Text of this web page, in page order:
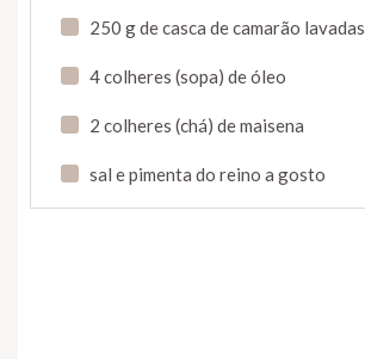
250 g de casca de camarão lavadas
4 colheres (sopa) de óleo
2 colheres (chá) de maisena
sal e pimenta do reino a gosto